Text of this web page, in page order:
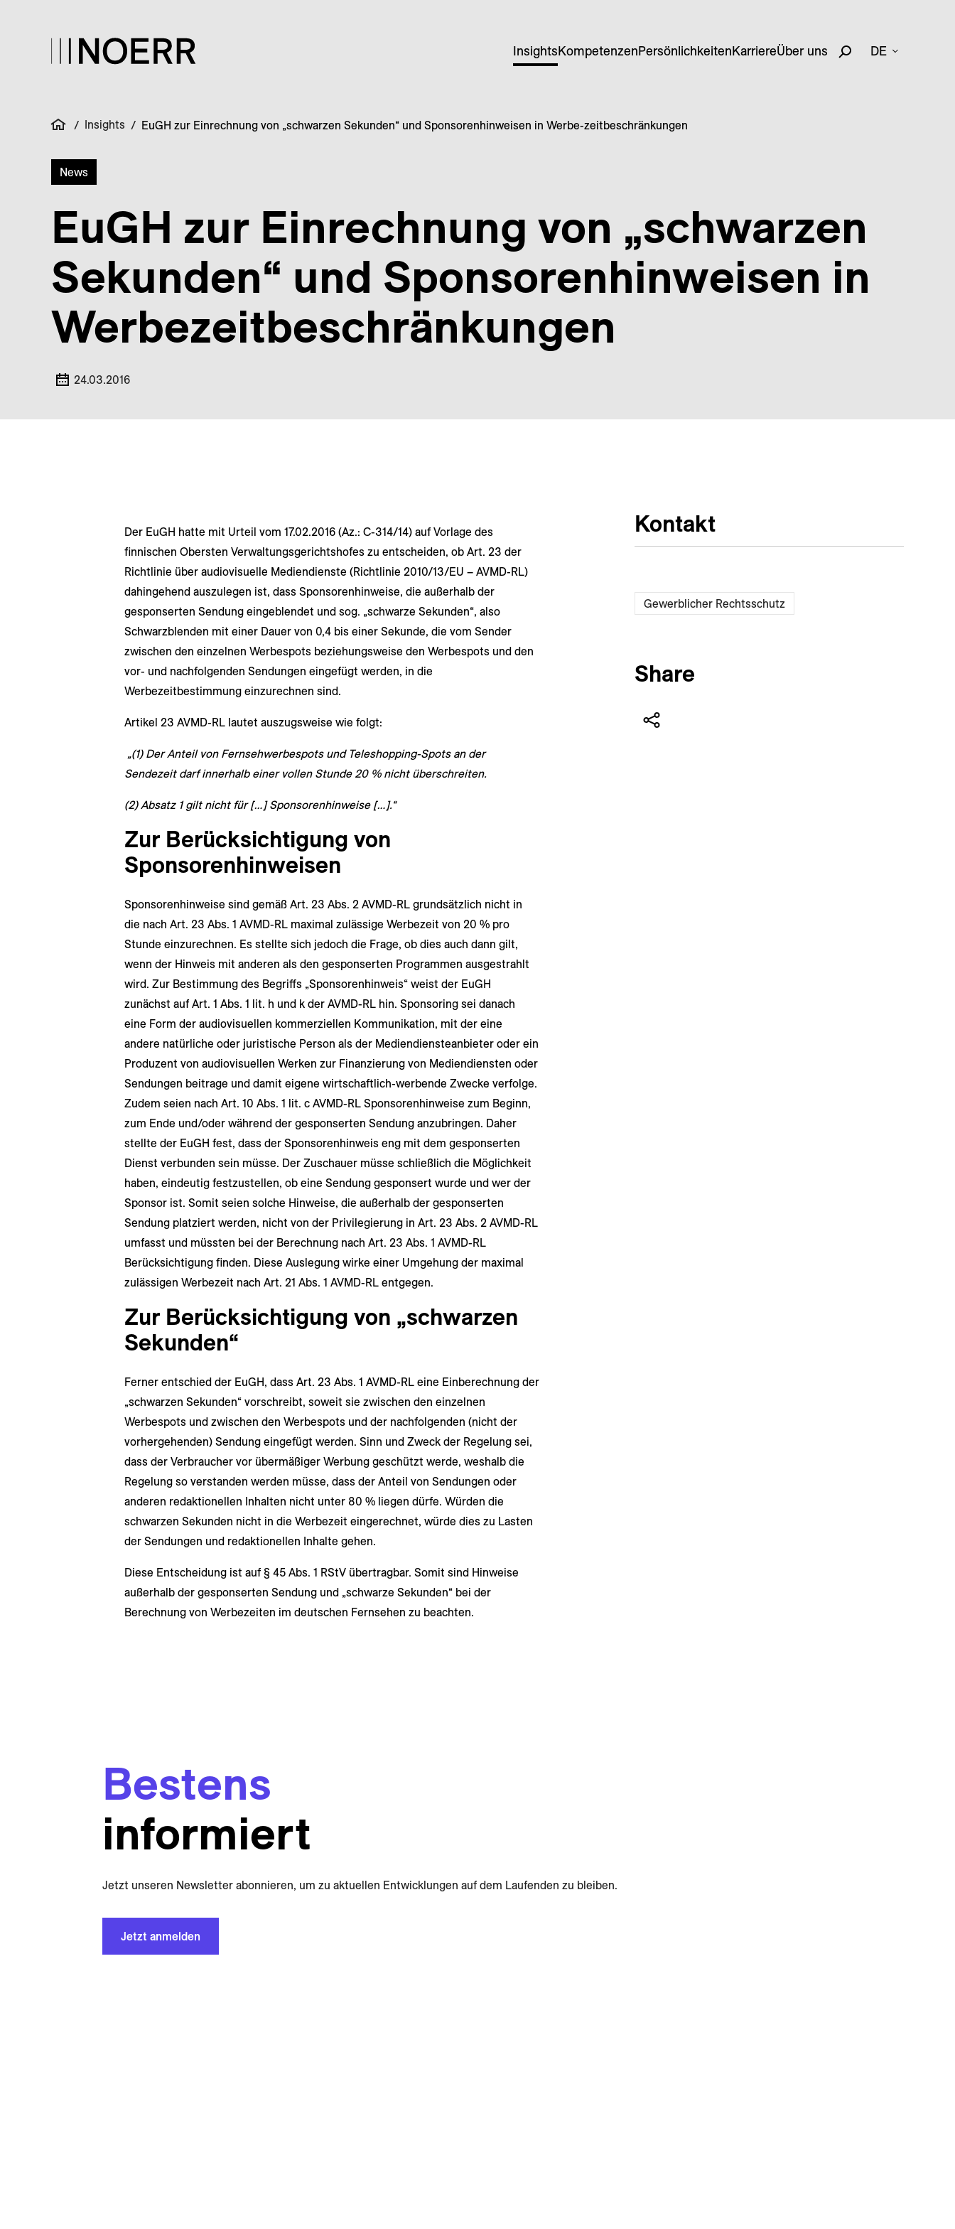
InsightsKompetenzenPersönlichkeitenKarriereÜber uns DE
/ Insights / EuGH zur Einrechnung von „schwarzen Sekunden“ und Sponsorenhinweisen in Werbe-zeitbeschränkungen
News
EuGH zur Einrechnung von „schwarzen
Sekunden“ und Sponsoren­hinweisen in
Werbe­zeit­beschränkungen
24.03.2016
Der EuGH hatte mit Urteil vom 17.02.2016 (Az.: C-314/14) auf Vorlage des
finnischen Obersten Verwaltungsgerichtshofes zu entscheiden, ob Art. 23 der
Richtlinie über audiovisuelle Mediendienste (Richtlinie 2010/13/EU – AVMD-RL)
dahingehend auszulegen ist, dass Sponsorenhinweise, die außerhalb der
gesponserten Sendung eingeblendet und sog. „schwarze Sekunden“, also
Schwarzblenden mit einer Dauer von 0,4 bis einer Sekunde, die vom Sender
zwischen den einzelnen Werbespots beziehungsweise den Werbespots und den
vor- und nachfolgenden Sendungen eingefügt werden, in die
Werbezeitbestimmung einzurechnen sind.
Artikel 23 AVMD-RL lautet auszugsweise wie folgt:
„(1) Der Anteil von Fernsehwerbespots und Teleshopping-Spots an der
Sendezeit darf innerhalb einer vollen Stunde 20 % nicht überschreiten.
(2) Absatz 1 gilt nicht für […] Sponsorenhinweise […].“
Zur Berücksichtigung von
Sponsorenhinweisen
Sponsorenhinweise sind gemäß Art. 23 Abs. 2 AVMD-RL grundsätzlich nicht in
die nach Art. 23 Abs. 1 AVMD-RL maximal zulässige Werbezeit von 20 % pro
Stunde einzurechnen. Es stellte sich jedoch die Frage, ob dies auch dann gilt,
wenn der Hinweis mit anderen als den gesponserten Programmen ausgestrahlt
wird. Zur Bestimmung des Begriffs „Sponsorenhinweis“ weist der EuGH
zunächst auf Art. 1 Abs. 1 lit. h und k der AVMD-RL hin. Sponsoring sei danach
eine Form der audiovisuellen kommerziellen Kommunikation, mit der eine
andere natürliche oder juristische Person als der Mediendiensteanbieter oder ein
Produzent von audiovisuellen Werken zur Finanzierung von Mediendiensten oder
Sendungen beitrage und damit eigene wirtschaftlich-werbende Zwecke verfolge.
Zudem seien nach Art. 10 Abs. 1 lit. c AVMD-RL Sponsorenhinweise zum Beginn,
zum Ende und/oder während der gesponserten Sendung anzubringen. Daher
stellte der EuGH fest, dass der Sponsorenhinweis eng mit dem gesponserten
Dienst verbunden sein müsse. Der Zuschauer müsse schließlich die Möglichkeit
haben, eindeutig festzustellen, ob eine Sendung gesponsert wurde und wer der
Sponsor ist. Somit seien solche Hinweise, die außerhalb der gesponserten
Sendung platziert werden, nicht von der Privilegierung in Art. 23 Abs. 2 AVMD-RL
umfasst und müssten bei der Berechnung nach Art. 23 Abs. 1 AVMD-RL
Berücksichtigung finden. Diese Auslegung wirke einer Umgehung der maximal
zulässigen Werbezeit nach Art. 21 Abs. 1 AVMD-RL entgegen.
Zur Berücksichtigung von „schwarzen
Sekunden“
Ferner entschied der EuGH, dass Art. 23 Abs. 1 AVMD-RL eine Einberechnung der
„schwarzen Sekunden“ vorschreibt, soweit sie zwischen den einzelnen
Werbespots und zwischen den Werbespots und der nachfolgenden (nicht der
vorhergehenden) Sendung eingefügt werden. Sinn und Zweck der Regelung sei,
dass der Verbraucher vor übermäßiger Werbung geschützt werde, weshalb die
Regelung so verstanden werden müsse, dass der Anteil von Sendungen oder
anderen redaktionellen Inhalten nicht unter 80 % liegen dürfe. Würden die
schwarzen Sekunden nicht in die Werbezeit eingerechnet, würde dies zu Lasten
der Sendungen und redaktionellen Inhalte gehen.
Diese Entscheidung ist auf § 45 Abs. 1 RStV übertragbar. Somit sind Hinweise
außerhalb der gesponserten Sendung und „schwarze Sekunden“ bei der
Berechnung von Werbezeiten im deutschen Fernsehen zu beachten.
Kontakt
Gewerblicher Rechtsschutz
Share
Bestens
informiert
Jetzt unseren Newsletter abonnieren, um zu aktuellen Entwicklungen auf dem Laufenden zu bleiben.
Jetzt anmelden